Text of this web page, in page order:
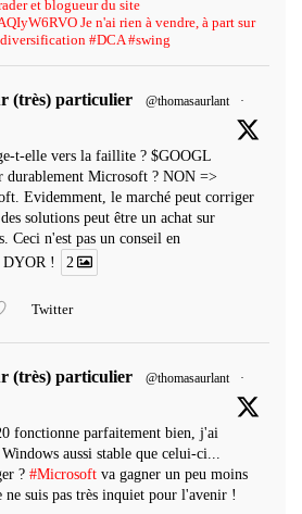
et blogueur du site
Je n'ai rien à vendre, à part sur
#DCA #swing
(très) particulier @thomasaurlant
·
t-elle vers la faillite ? $GOOGL
durablement Microsoft ? NON =>
Evidemment, le marché peut corriger
solutions peut être un achat sur
Ceci n'est pas un conseil en
DYOR !
2
Twitter
(très) particulier @thomasaurlant
·
fonctionne parfaitement bien, j'ai
aussi stable que celui-ci...
? #Microsoft va gagner un peu moins
ne suis pas très inquiet pour l'avenir !